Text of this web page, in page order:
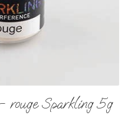
Sparkling 5g